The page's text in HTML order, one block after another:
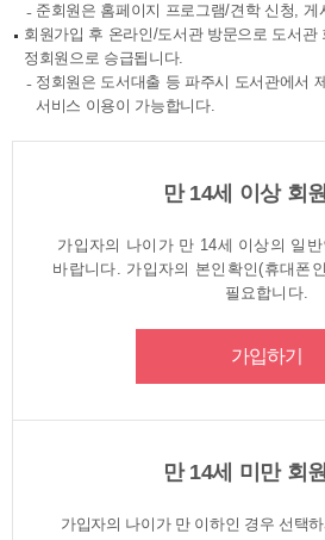
준회원은 홈페이지 프로그램/견학 신청,
회원가입 후 온라인/도서관 방문으로 도서관
정회원으로 승급됩니다.
정회원은 도서대출 등 파주시 도서관에서
서비스 이용이 가능합니다.
만 14세 이상 회
가입자의 나이가 만 14세 이상의 일
바랍니다. 가입자의 본인확인(휴대폰
필요합니다.
가입하기
만 14세 미만 회
가입자의 나이가 만 이하인 경우 선택